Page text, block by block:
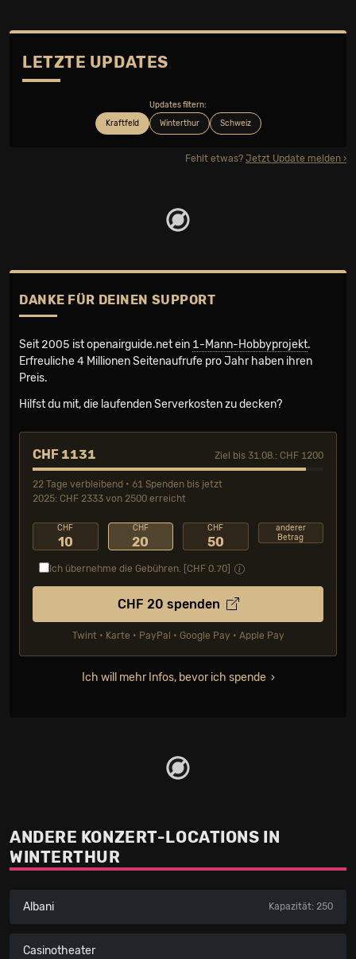
LETZTE UPDATES
Updates filtern:
Kraftfeld
Winterthur Schweiz
Fehlt etwas? Jetzt Update melden
DANKE FÜR DEINEN SUPPORT
Seit 2005 ist openairguide.net ein 1-Mann-Hobbyprojekt.
Erfreuliche 4 Millionen Seiten­aufrufe pro Jahr haben ihren
Preis.
Hilfst du mit, die laufenden Serverkosten zu decken?
CHF 1131 Ziel bis 31.08.: CHF 1200
22 Tage verbleibend • 61 Spenden bis jetzt
2025: CHF 2333 von 2500 erreicht
CHF
10
CHF
20
CHF
50
anderer
Betrag
Ich übernehme die Gebühren. [CHF 0.70
CHF 20 spenden
Twint • Karte • PayPal • Google Pay • Apple Pay
Ich will mehr Infos, bevor ich spende
ANDERE KONZERT-LOCATIONS IN
WINTERTHUR
Albani Kapazität: 250
Casinotheater